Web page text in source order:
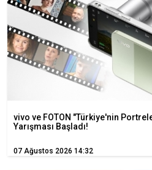
vivo ve FOTON "Türkiye'nin
Yarışması Başladı!
07 Ağustos 2026 14:32